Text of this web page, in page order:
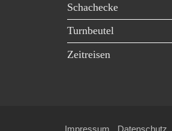
Schachecke
Turnbeutel
Zeitreisen